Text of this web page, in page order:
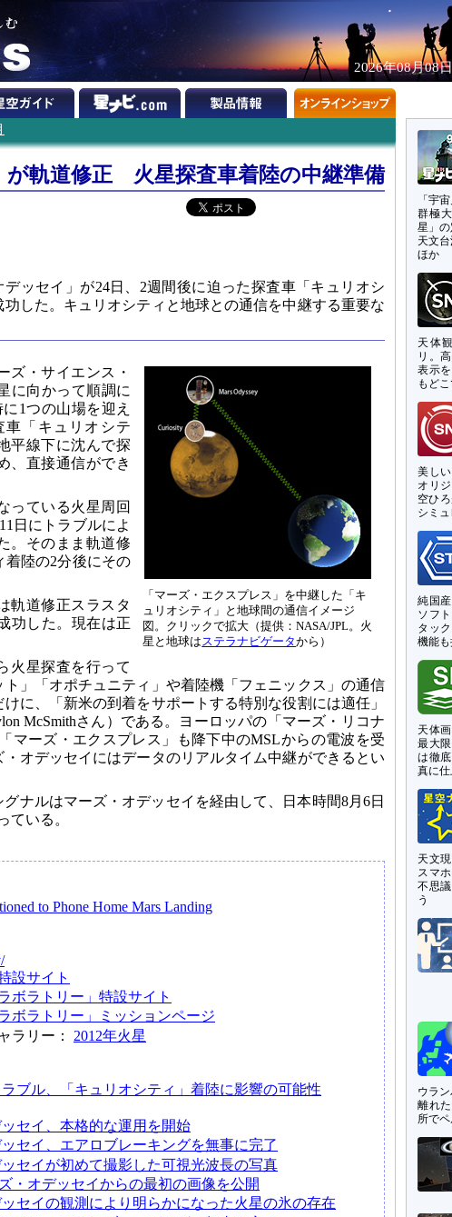
2026年08月08日
が軌道修正 火星探査車着陸の中継準備
ッセイ」が24日、2週間後に迫った探査車「キュリオシ
した。キュリオシティと地球との通信を中継する重要な
「マーズ・エクスプレス」を中継した「キ
ュリオシティ」と地球間の通信イメージ
図。クリックで拡大（提供：NASA/JPL。火
星と地球はステラナビゲータから）
ズ・サイエンス・
に向かって順調に
1つの山場を迎え
車「キュリオシテ
平線下に沈んで探
、直接通信ができ
っている火星周回
日にトラブルによ
。そのまま軌道修
着陸の2分後にその
軌道修正スラスタ
功した。現在は正
火星探査を行って
」「オポチュニティ」や着陸機「フェニックス」の通信
に、「新米の到着をサポートする特別な役割には適任」
McSmithさん）である。ヨーロッパの「マーズ・リコナ
マーズ・エクスプレス」も降下中のMSLからの電波を受
オデッセイにはデータのリアルタイム中継ができるとい
ナルはマーズ・オデッセイを経由して、日本時間8月6日
ている。
to Phone Home Mars Landing
設サイト
ボラトリー」特設サイト
ボラトリー」ミッションページ
ラリー： 2012年火星
ブル、「キュリオシティ」着陸に影響の可能性
セイ、本格的な運用を開始
セイ、エアロブレーキングを無事に完了
セイが初めて撮影した可視光波長の写真
・オデッセイからの最初の画像を公開
セイの観測により明らかになった火星の氷の存在
「宇
群極
星」
天文
ほか
天体
リ。
表示
もど
美し
オリ
空ひ
シミ
純国
ソフ
タッ
機能
天体
最大
は徹
真に
天文
スマ
不思
う
ウラ
離れ
所で